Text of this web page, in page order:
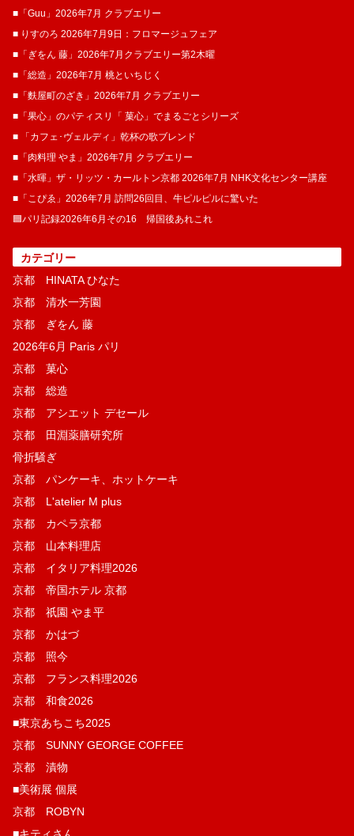
■「Guu」2026年7月 クラブエリー
■ りすのろ 2026年7月9日：フロマージュフェア
■「ぎをん 藤」2026年7月クラブエリー第2木曜
■「総造」2026年7月 桃といちじく
■「麩屋町のざき」2026年7月 クラブエリー
■「果心」のパティスリ「 菓​心」でまるごとシリーズ
■ 「カフェ･ヴェルディ」乾杯の歌ブレンド
■「肉料理 やま」2026年7月 クラブエリー
■「水暉」ザ・リッツ・カールトン京都 2026年7月 NHK文化センター講座
■「こぴゑ」2026年7月 訪問26回目、牛ピルピルに驚いた
🟦パリ記録2026年6月その16 帰国後あれこれ
カテゴリー
京都 HINATA ひなた
京都 清水一芳園
京都 ぎをん 藤
2026年6月 Paris パリ
京都 菓​心
京都 総造
京都 アシエット デセール
京都 田淵薬膳研究所
骨折騒ぎ
京都 パンケーキ、ホットケーキ
京都 L'atelier M plus
京都 カペラ京都
京都 山本料理店
京都 イタリア料理2026
京都 帝国ホテル 京都
京都 祇園 やま平
京都 かはづ
京都 照今
京都 フランス料理2026
京都 和食2026
■東京あちこち2025
京都 SUNNY GEORGE COFFEE
京都 漬物
■美術展 個展
京都 ROBYN